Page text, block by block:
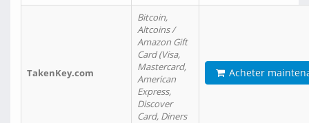
TakenKey.com
Bitcoin,
Altcoins /
Amazon Gift
Card (Visa,
Mastercard,
American
Express,
Discover
Card, Diners
Acheter